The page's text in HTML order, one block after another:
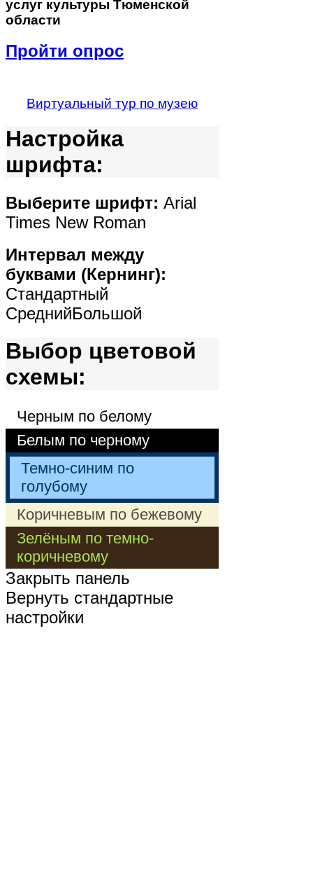
услуг культуры Тюменской
области
Пройти опрос
Виртуальный тур по музею
Настройка
шрифта:
Выберите шрифт: Arial
Times New Roman
Интервал между
буквами (Кернинг):
Стандартный
СреднийБольшой
Выбор цветовой
схемы:
Черным по белому
Белым по черному
Темно-синим по
голубому
Коричневым по бежевому
Зелёным по темно-
коричневому
Закрыть панель
Вернуть стандартные
настройки